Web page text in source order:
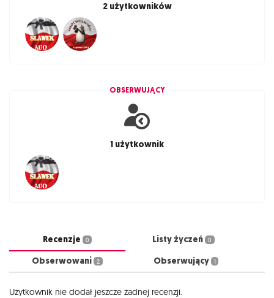
2 użytkowników
OBSERWUJĄCY
1 użytkownik
Recenzje 0 Listy życzeń 0
Obserwowani 2 Obserwujący 1
Użytkownik nie dodał jeszcze żadnej recenzji.